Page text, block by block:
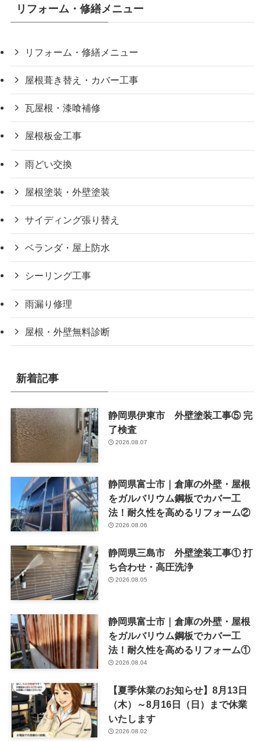
リフォーム・修繕メニュー
リフォーム・修繕メニュー
屋根葺き替え・カバー工事
瓦屋根・漆喰補修
屋根板金工事
雨どい交換
屋根塗装・外壁塗装
サイディング張り替え
ベランダ・屋上防水
シーリング工事
雨漏り修理
屋根・外壁無料診断
新着記事
静岡県伊東市 外壁塗装工事⑤ 完
了検査
2026.08.07
静岡県富士市｜倉庫の外壁・屋根
をガルバリウム鋼板でカバー工
法！耐久性を高めるリフォーム②
2026.08.06
静岡県三島市 外壁塗装工事① 打
ち合わせ・高圧洗浄
2026.08.05
静岡県富士市｜倉庫の外壁・屋根
をガルバリウム鋼板でカバー工
法！耐久性を高めるリフォーム①
2026.08.04
【夏季休業のお知らせ】8月13日
（木）～8月16日（日）まで休業
いたします
2026.08.02